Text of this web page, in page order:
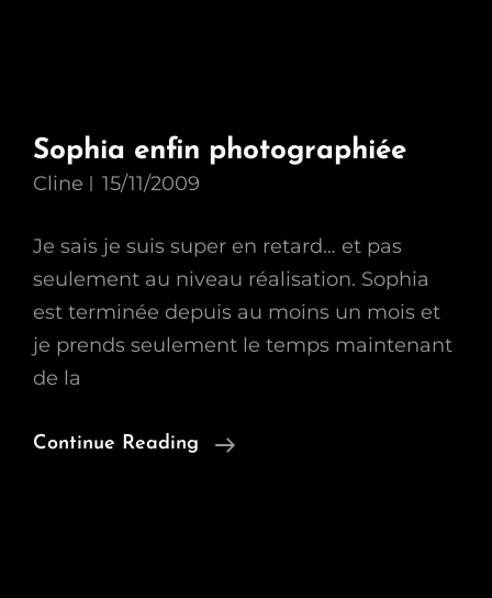
Sophia enfin photographiée
Cline 15/11/2009
Je sais je suis super en retard… et pas
seulement au niveau réalisation. Sophia
est terminée depuis au moins un mois et
je prends seulement le temps maintenant
de la
Continue Reading
Sophia